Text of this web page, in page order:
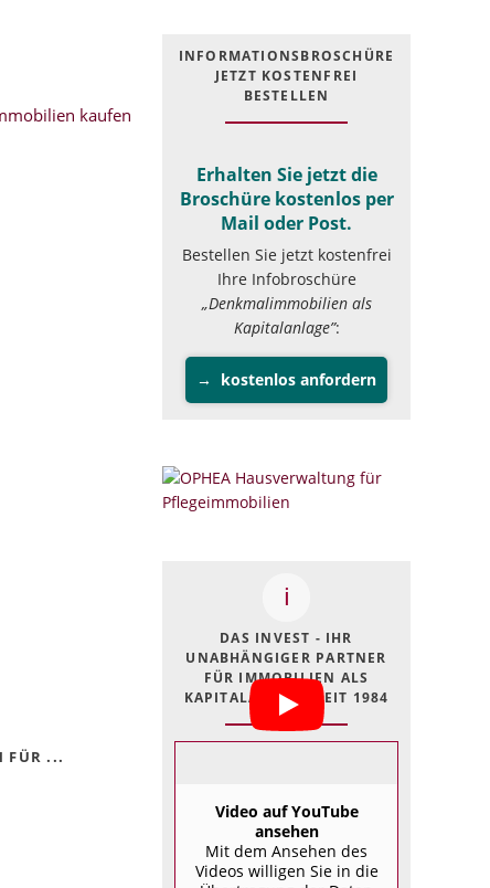
kaufen
FÜR ...
INFOR­MATIONS­BROSCHÜRE
JETZT KOSTEN­FREI
BESTELLEN
Erhalten Sie jetzt die
Broschüre kostenlos per
Mail oder Post.
Bestellen Sie jetzt kostenfrei
Ihre Infobroschüre
„Denkmalimmobilien als
Kapitalanlage”:
kostenlos anfordern
DAS INVEST - IHR
UNABHÄNGIGER PARTNER
FÜR IMMOBILIEN ALS
KAPITALANLAGE SEIT 1984
Video auf YouTube
ansehen
Mit dem Ansehen des
Videos willigen Sie in die